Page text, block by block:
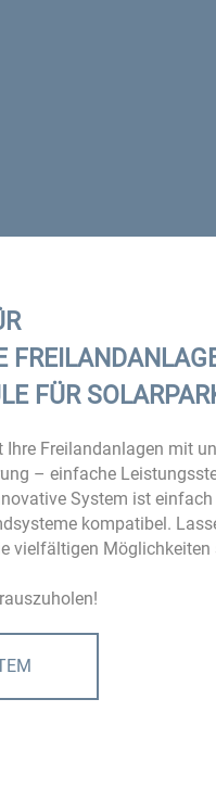
FÜR
Ihre Freilandanlagen mit
– einfache
System ist
kompatibel.
vielfältigen Möglichkeiten